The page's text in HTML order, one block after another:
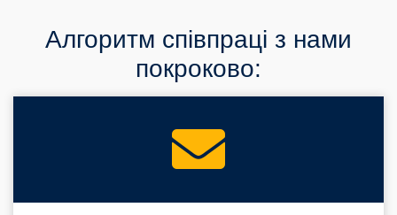
Алгоритм співпраці з нами
покроково: